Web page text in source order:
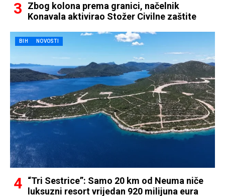
Zbog kolona prema granici, načelnik
Konavala aktivirao Stožer Civilne zaštite
BIH NOVOSTI
“Tri Sestrice”: Samo 20 km od Neuma niče
luksuzni resort vrijedan 920 milijuna eura